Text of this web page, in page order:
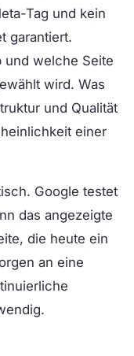
Tag und kein
garantiert.
und welche Seite
wird. Was
und Qualität
einer
Google testet
das angezeigte
die heute ein
an eine